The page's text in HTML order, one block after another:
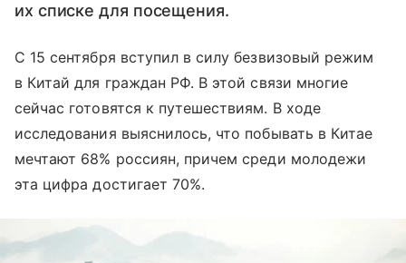
их списке для посещения.
С 15 сентября вступил в силу безвизовый режим
в Китай для граждан РФ. В этой связи многие
сейчас готовятся к путешествиям. В ходе
исследования выяснилось, что побывать в Китае
мечтают 68% россиян, причем среди молодежи
эта цифра достигает 70%.